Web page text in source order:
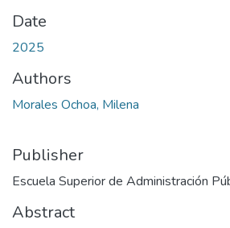
Date
2025
Authors
Morales Ochoa, Milena
Publisher
Escuela Superior de Administración
Abstract